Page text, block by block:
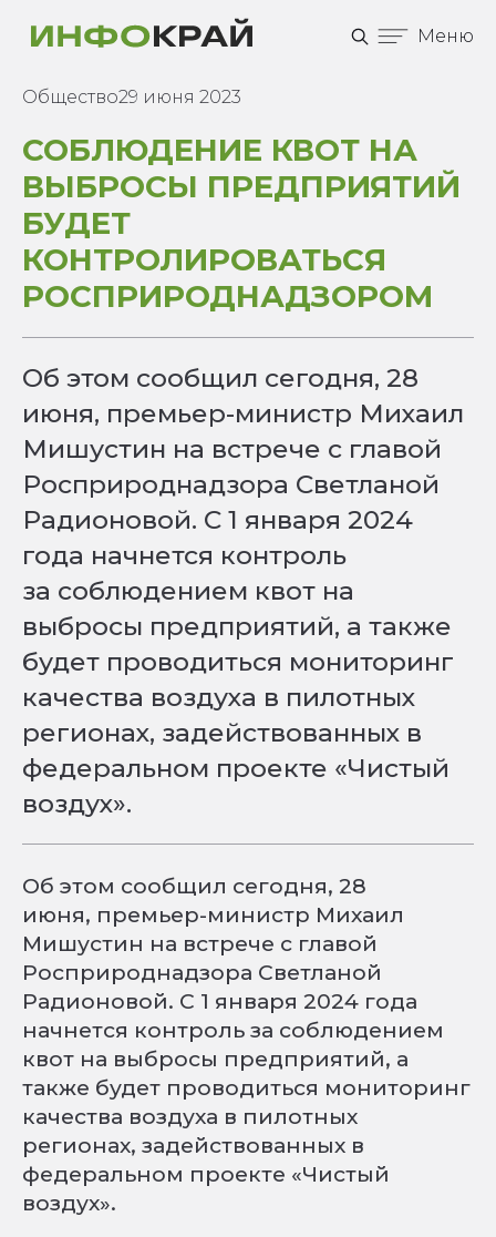
Меню
Общество29 июня 2023
СОБЛЮДЕНИЕ КВОТ НА
ВЫБРОСЫ ПРЕДПРИЯТИЙ
БУДЕТ
КОНТРОЛИРОВАТЬСЯ
РОСПРИРОДНАДЗОРОМ
Об этом сообщил сегодня, 28
июня, премьер-министр Михаил
Мишустин на встрече с главой
Росприроднадзора Светланой
Радионовой. С 1 января 2024
года начнется контроль
за соблюдением квот на
выбросы предприятий, а также
будет проводиться мониторинг
качества воздуха в пилотных
регионах, задействованных в
федеральном проекте «Чистый
воздух».
Об этом сообщил сегодня, 28
июня, премьер-министр Михаил
Мишустин на встрече с главой
Росприроднадзора Светланой
Радионовой. С 1 января 2024 года
начнется контроль за соблюдением
квот на выбросы предприятий, а
также будет проводиться мониторинг
качества воздуха в пилотных
регионах, задействованных в
федеральном проекте «Чистый
воздух».